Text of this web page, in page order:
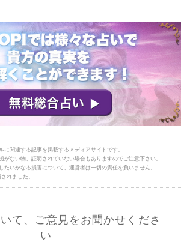
関連する記事を掲載するメディアサイトです。
がない物、証明されていない場合もありますのでご注意下さい。
たいかなる損害について、運営者は一切の責任を負いません。
れました。
て、ご意見をお聞かせくださ
い